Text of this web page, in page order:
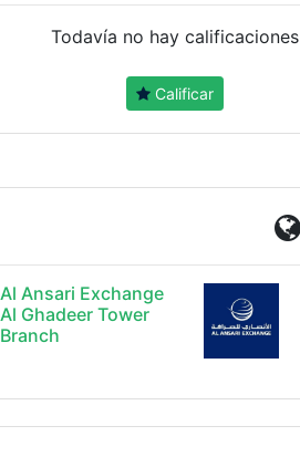
Todavía no hay calificaciones
Calificar
Al Ansari Exchange
Al Ghadeer Tower
Branch